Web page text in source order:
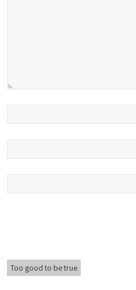
Too good to be true